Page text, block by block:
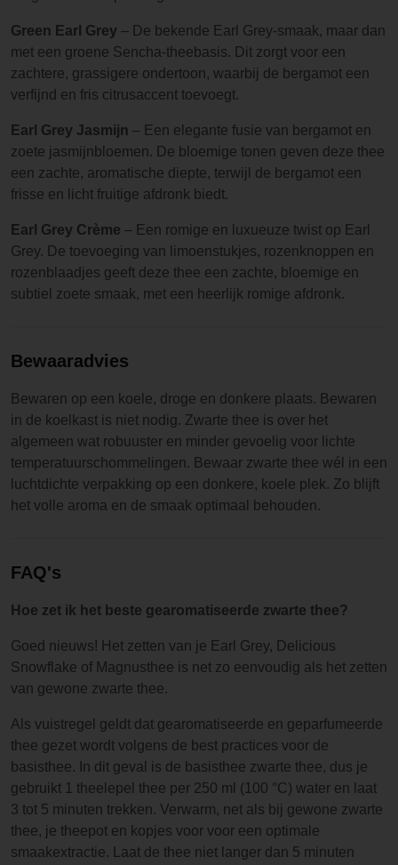
Green Earl Grey – De bekende Earl Grey-smaak, maar dan
met een groene Sencha-theebasis. Dit zorgt voor een
zachtere, grassigere ondertoon, waarbij de bergamot een
verfijnd en fris citrusaccent toevoegt.
Earl Grey Jasmijn – Een elegante fusie van bergamot en
zoete jasmijnbloemen. De bloemige tonen geven deze thee
een zachte, aromatische diepte, terwijl de bergamot een
frisse en licht fruitige afdronk biedt.
Earl Grey Crème – Een romige en luxueuze twist op Earl
Grey. De toevoeging van limoenstukjes, rozenknoppen en
rozenblaadjes geeft deze thee een zachte, bloemige en
subtiel zoete smaak, met een heerlijk romige afdronk.
Bewaaradvies
Bewaren op een koele, droge en donkere plaats. Bewaren
in de koelkast is niet nodig. Zwarte thee is over het
algemeen wat robuuster en minder gevoelig voor lichte
temperatuurschommelingen. Bewaar zwarte thee wél in een
luchtdichte verpakking op een donkere, koele plek. Zo blijft
het volle aroma en de smaak optimaal behouden.
FAQ's
Hoe zet ik het beste gearomatiseerde zwarte thee?
Goed nieuws! Het zetten van je Earl Grey, Delicious
Snowflake of Magnusthee is net zo eenvoudig als het zetten
van gewone zwarte thee.
Als vuistregel geldt dat gearomatiseerde en geparfumeerde
thee gezet wordt volgens de best practices voor de
basisthee. In dit geval is de basisthee zwarte thee, dus je
gebruikt 1 theelepel thee per 250 ml (100 °C) water en laat
3 tot 5 minuten trekken. Verwarm, net als bij gewone zwarte
thee, je theepot en kopjes voor voor een optimale
smaakextractie. Laat de thee niet langer dan 5 minuten